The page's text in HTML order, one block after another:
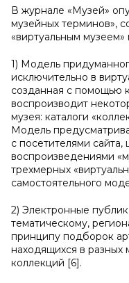
В журнале «Музей»
музейных терминов»,
«виртуальным музеем»
1) Модель
исключительно в
созданная с помощью
воспроизводит
музея: каталоги
Модель
с посетителями
воспроизведениями
трехмерных
самостоятельного
2) Электронные
тематическому,
принципу подборок
находящихся в разных
коллекций [6].